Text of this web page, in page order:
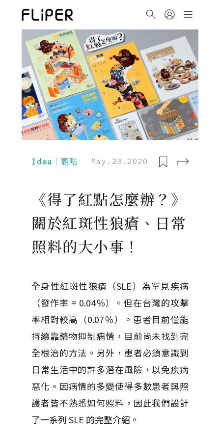
Idea｜觀點 May.23.2020
《得了紅點怎麼辦？》
關於紅斑性狼瘡、日常
照料的大小事！
全身性紅斑性狼瘡（SLE）為罕見疾病
（發作率 = 0.04％）。但在台灣的攻擊
率相對較高（0.07％）。患者目前僅能
持續靠藥物抑制病情，目前尚未找到完
全根治的方法。另外，患者必須意識到
日常生活中的許多潛在風險，以免疾病
惡化。因病情的多變使得多數患者與照
護者皆不熟悉如何照料，因此我們設計
了一系列 SLE 的完整介紹。